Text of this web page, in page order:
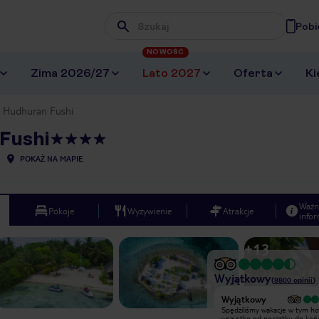
Wpisz frazę, której szukasz
Zima 2026/27 Lato 2027
NOWOŚĆ
Oferta
Hudhuran Fushi
POKAŻ NA MAPIE
Pokoje Wyżywienie Atrakcje
+13
Wyjątkowy(8800 opinii)
Wyjątkowy
Hotel Adaaran Hudhuran Fushi
Wyjątkowy
Spędziliśmy wakacje w tym